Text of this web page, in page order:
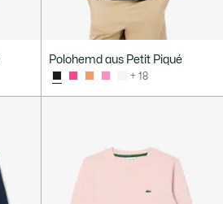
Polohemd aus Petit Piqué
+ 18